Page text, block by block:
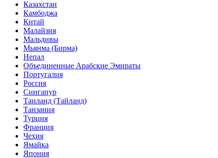
Казахстан
Камбоджа
Китай
Малайзия
Мальдивы
Мьянма (Бирма)
Непал
Объединенные Арабские Эмираты
Португалия
Россия
Сингапур
Таиланд (Тайланд)
Танзания
Турция
Франция
Чехия
Ямайка
Япония